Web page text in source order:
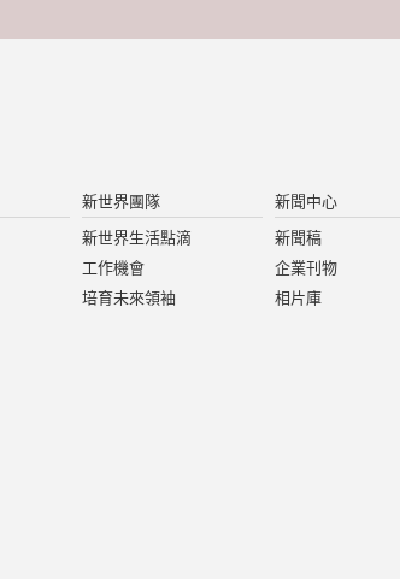
新世界團隊
新世界生活點滴
工作機會
培育未來領袖
新聞中心
新聞稿
企業刊物
相片庫